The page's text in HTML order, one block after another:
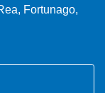
Fortunago,